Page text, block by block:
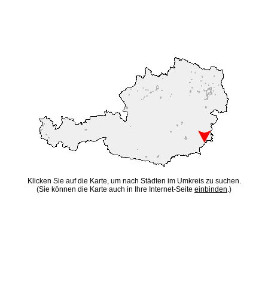
Klicken Sie auf die Karte, um nach Städten im Umkreis zu suchen.
(Sie können die Karte auch in Ihre Internet-Seite einbinden.)